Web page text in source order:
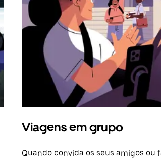
Viagens em grupo
Quando convida os seus amigos ou